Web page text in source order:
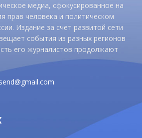
медиа, сфокусированное на
прав человека и политическом
Издание за счет развитой сети
события из разных регионов
его журналистов продолжают